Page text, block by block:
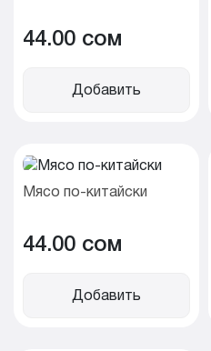
44.00 cом
Добавить
Мясо по-китайски
44.00 cом
Добавить